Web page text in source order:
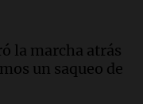
celebró la
Tierras:
recursos”
la marcha atrás
un saqueo de